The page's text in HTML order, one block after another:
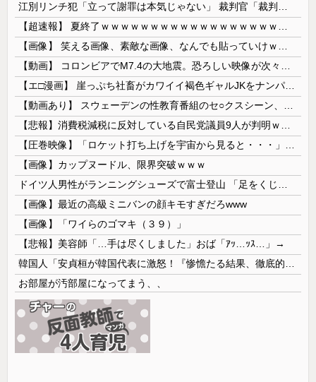
【画像】カップヌードル、限界突破ｗｗｗ
【画像】最近の高級ミニバンの顔キモすぎだろwww
【画像】「ワイらのゴマキ（３９）」
【悲報】美容師「…手は尽くしました」おば「ｱｯ…ｯｽ…」→
お部屋が汚部屋になってまう、、